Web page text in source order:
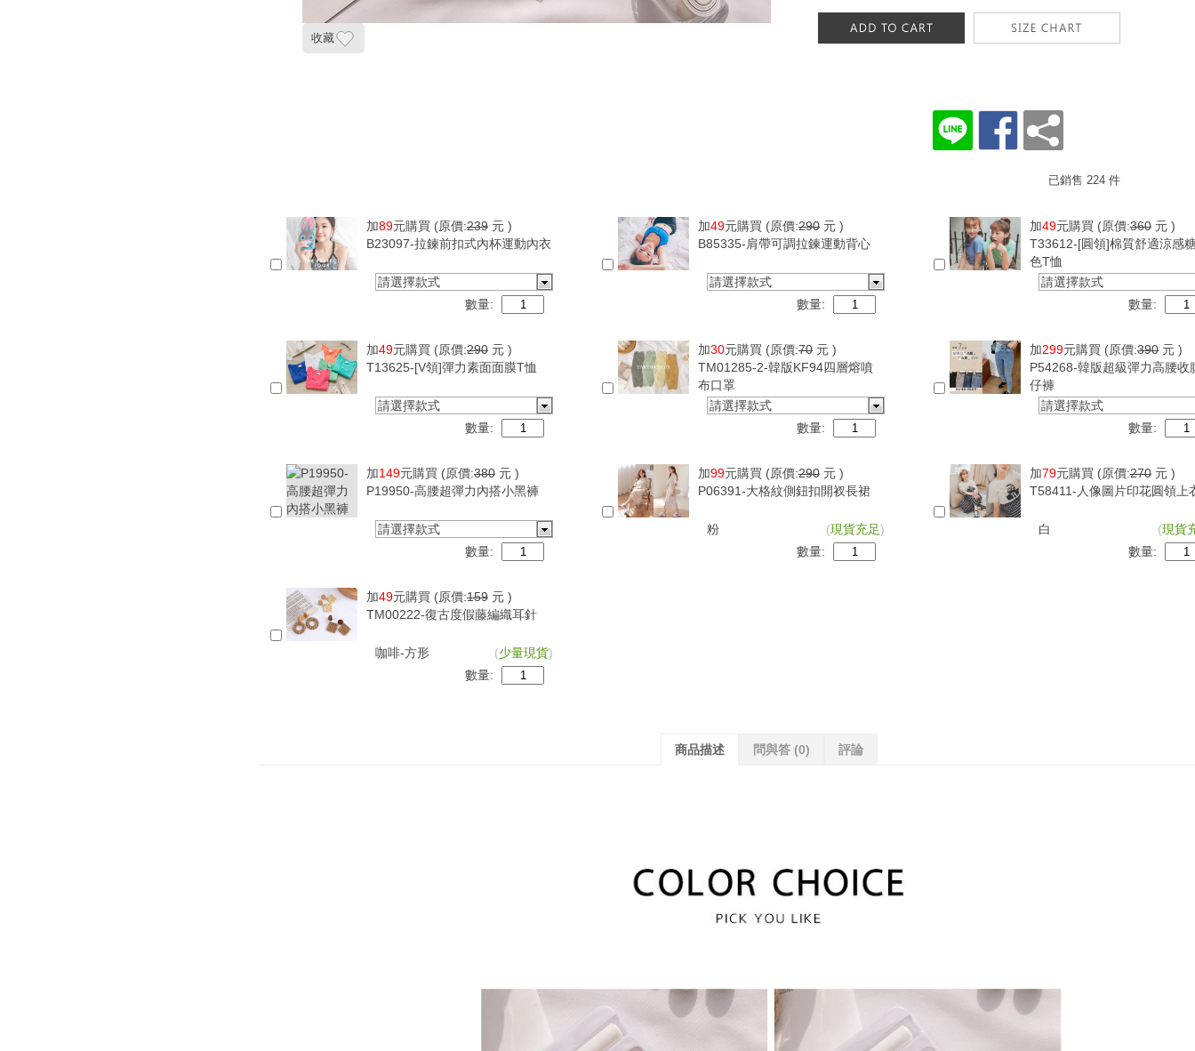
收藏
已銷售 224 件
加89元購買 (原價:239 元 )
B23097-拉鍊前扣式內杯運動內衣
請選擇款式
數量:
加49元購買 (原價:290 元 )
B85335-肩帶可調拉鍊運動背心
請選擇款式
數量:
加49元購買 (原價:360 元 )
T33612-[圓領]棉質舒適涼感
色T恤
請選擇款式
數量:
加49元購買 (原價:290 元 )
T13625-[V領]彈力素面面膜T恤
請選擇款式
數量:
加30元購買 (原價:70 元 )
TM01285-2-韓版KF94四層熔噴
布口罩
請選擇款式
數量:
加299元購買 (原價:390 元 )
P54268-韓版超級彈力高腰收
仔褲
請選擇款式
數量:
加149元購買 (原價:380 元 )
P19950-高腰超彈力內搭小黑褲
請選擇款式
數量:
加99元購買 (原價:290 元 )
P06391-大格紋側鈕扣開衩長裙
粉 (現貨充足)
數量:
加79元購買 (原價:270 元 )
T58411-人像圖片印花圓領上
白 (現貨
數量:
加49元購買 (原價:159 元 )
TM00222-復古度假藤編織耳針
咖啡-方形 (少量現貨)
數量:
商品描述 問與答 (0) 評論